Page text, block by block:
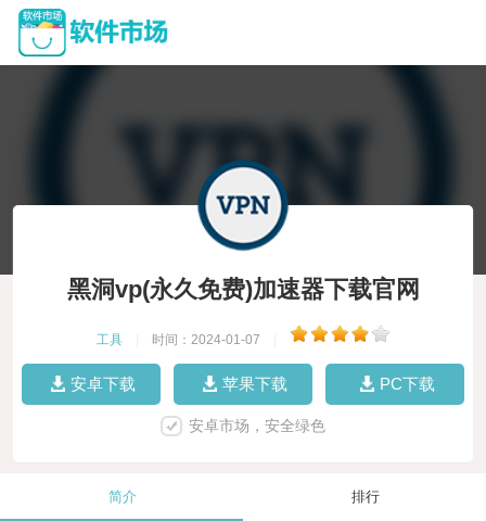
黑洞vp(永久免费)加速器下载官网
工具 时间：2024-01-07
安卓下载 苹果下载 PC下载
安卓市场，安全绿色
简介 排行